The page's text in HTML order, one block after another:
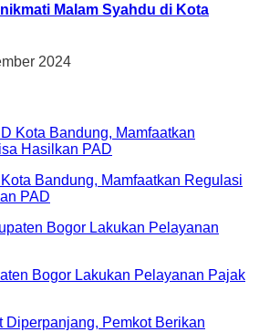
Malam Syahdu di Kota
2024
Bandung, Mamfaatkan Regulasi
PAD
Bogor Lakukan Pelayanan Pajak